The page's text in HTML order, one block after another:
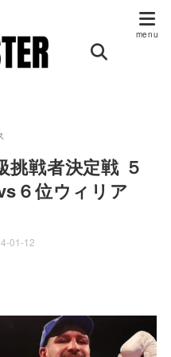
戦者決定戦 ５
６位ウィリア
01-12